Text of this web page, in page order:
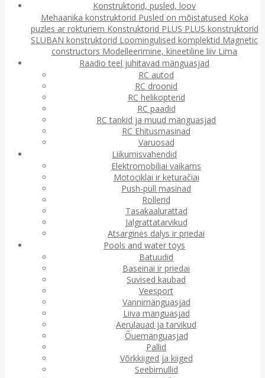
Konstruktorid, pusled, loov
Mehaanika konstruktorid Pusled on mõistatused Koka
puzles ar rokturiem Konstruktorid PLUS PLUS konstruktorid
SLUBAN konstruktorid Loomingulised komplektid Magnetic
constructors Modelleerimine, kineetiline liiv Lima
Raadio teel juhitavad mänguasjad
RC autod
RC droonid
RC helikopterid
RC paadid
RC tankid ja muud mänguasjad
RC Ehitusmasinad
Varuosad
Liikumisvahendid
Elektromobiliai vaikams
Motociklai ir keturačiai
Push-pull masinad
Rollerid
Tasakaalurattad
Jalgrattatarvikud
Atsarginės dalys ir priedai
Pools and water toys
Batuudid
Baseinai ir priedai
Suvised kaubad
Veesport
Vannimänguasjad
Liiva mänguasjad
Aerulauad ja tarvikud
Õuemänguasjad
Pallid
Võrkkiiged ja kiiged
Seebimullid